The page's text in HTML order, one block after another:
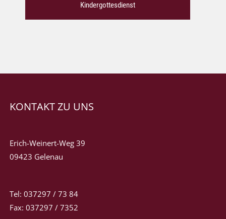
Kindergottesdienst
KONTAKT ZU UNS
Erich-Weinert-Weg 39
09423 Gelenau
Tel: 037297 / 73 84
Fax: 037297 / 7352